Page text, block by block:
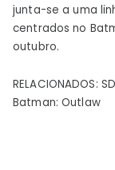
junta-se a uma
centrados no
outubro.
RELACIONADOS:
Batman: Outlaw